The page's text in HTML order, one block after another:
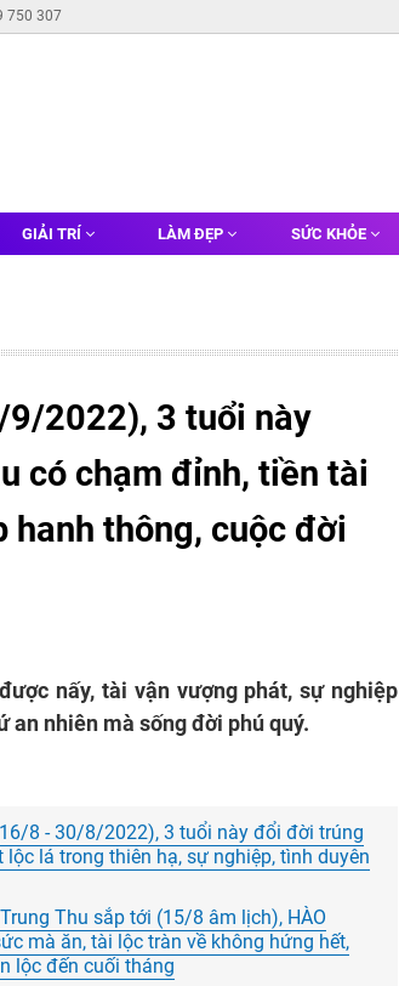
750 307
GIẢI TRÍ LÀM ĐẸP SỨC KHỎE
9/2022), 3 tuổi này
có chạm đỉnh, tiền tài
thông, cuộc đời
nấy, tài vận vượng phát, sự nghiệp
an nhiên mà sống đời phú quý.
8 - 30/8/2022), 3 tuổi này đổi đời trúng
lá trong thiên hạ, sự nghiệp, tình duyên
Thu sắp tới (15/8 âm lịch), HÀO
mà ăn, tài lộc tràn về không hứng hết,
lộc đến cuối tháng